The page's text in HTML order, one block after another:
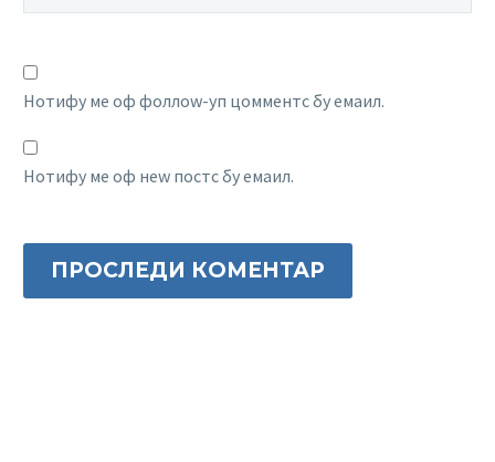
Нотифy ме оф фоллоw-уп цомментс бy емаил.
Нотифy ме оф неw постс бy емаил.
ПРОСЛЕДИ КОМЕНТАР